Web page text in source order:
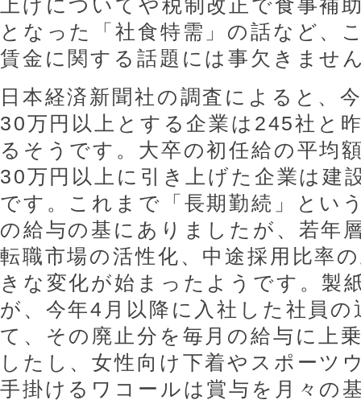
上げについてや税制改正で食事補
となった「社食特需」の話など、
賃金に関する話題には事欠きませ
日本経済新聞社の調査によると、
30万円以上とする企業は245社と
るそうです。大卒の初任給の平均
30万円以上に引き上げた企業は建
です。これまで「長期勤続」とい
の給与の基にありましたが、若年
転職市場の活性化、中途採用比率
きな変化が始まったようです。製
が、今年4月以降に入社した社員
て、その廃止分を毎月の給与に上
したし、女性向け下着やスポーツ
手掛けるワコールは賞与を月々の